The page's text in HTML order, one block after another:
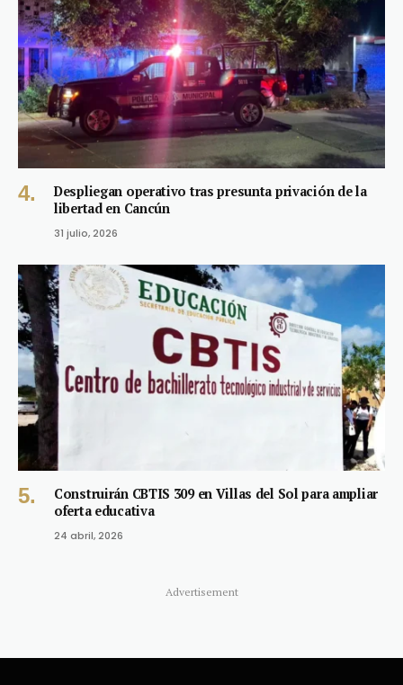
Despliegan operativo tras presunta privación de la
libertad en Cancún
31 julio, 2026
Construirán CBTIS 309 en Villas del Sol para ampliar
oferta educativa
24 abril, 2026
Advertisement